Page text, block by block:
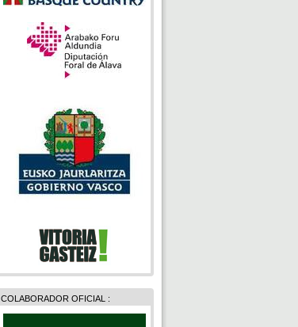
COLABORADOR OFICIAL :